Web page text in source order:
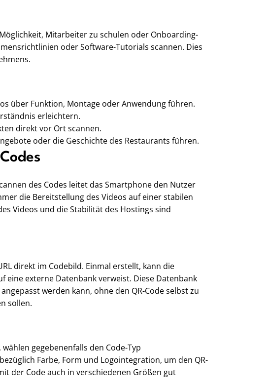
Mitarbeiter zu schulen oder Onboarding-
oder Software-Tutorials scannen. Dies
über Funktion, Montage oder Anwendung führen.
erleichtern.
direkt vor Ort scannen.
oder die Geschichte des Restaurants führen.
des Codes leitet das Smartphone den Nutzer
die Bereitstellung des Videos auf einer stabilen
Videos und die Stabilität des Hostings sind
direkt im Codebild. Einmal erstellt, kann die
eine externe Datenbank verweist. Diese Datenbank
werden kann, ohne den QR-Code selbst zu
sollen.
gegebenenfalls den Code-Typ
Farbe, Form und Logointegration, um den QR-
der Code auch in verschiedenen Größen gut